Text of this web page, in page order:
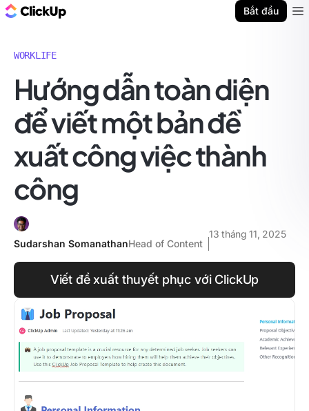
Bắt đầu
WORKLIFE
Hướng dẫn toàn diện
để viết một bản đề
xuất công việc thành
công
Sudarshan SomanathanHead of Content
13 tháng 11, 2025
Viết đề xuất thuyết phục với ClickUp